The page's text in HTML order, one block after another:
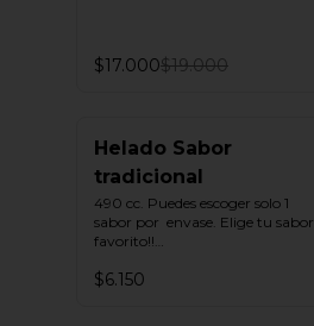
$17.000$19.000
Helado Sabor
tradicional
490 cc. Puedes escoger solo 1
sabor por  envase. Elige tu sabor
favorito!!
Todos nuestros helados de fruta
$6.150